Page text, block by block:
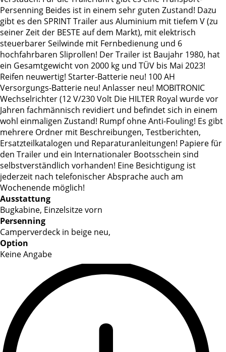
Persenning Beides ist in einem sehr guten Zustand! Dazu
gibt es den SPRINT Trailer aus Aluminium mit tiefem V (zu
seiner Zeit der BESTE auf dem Markt), mit elektrisch
steuerbarer Seilwinde mit Fernbedienung und 6
hochfahrbaren Sliprollen! Der Trailer ist Baujahr 1980, hat
ein Gesamtgewicht von 2000 kg und TÜV bis Mai 2023!
Reifen neuwertig! Starter-Batterie neu! 100 AH
Versorgungs-Batterie neu! Anlasser neu! MOBITRONIC
Wechselrichter (12 V/230 Volt Die HILTER Royal wurde vor
Jahren fachmännisch revidiert und befindet sich in einem
wohl einmaligen Zustand! Rumpf ohne Anti-Fouling! Es gibt
mehrere Ordner mit Beschreibungen, Testberichten,
Ersatzteilkatalogen und Reparaturanleitungen! Papiere für
den Trailer und ein Internationaler Bootsschein sind
selbstverständlich vorhanden! Eine Besichtigung ist
jederzeit nach telefonischer Absprache auch am
Wochenende möglich!
Ausstattung
Bugkabine, Einzelsitze vorn
Persenning
Camperverdeck in beige neu,
Option
Keine Angabe